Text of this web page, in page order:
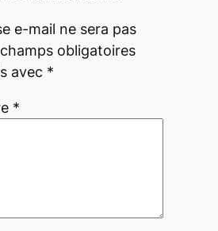
e-mail ne sera pas
obligatoires
avec *
*